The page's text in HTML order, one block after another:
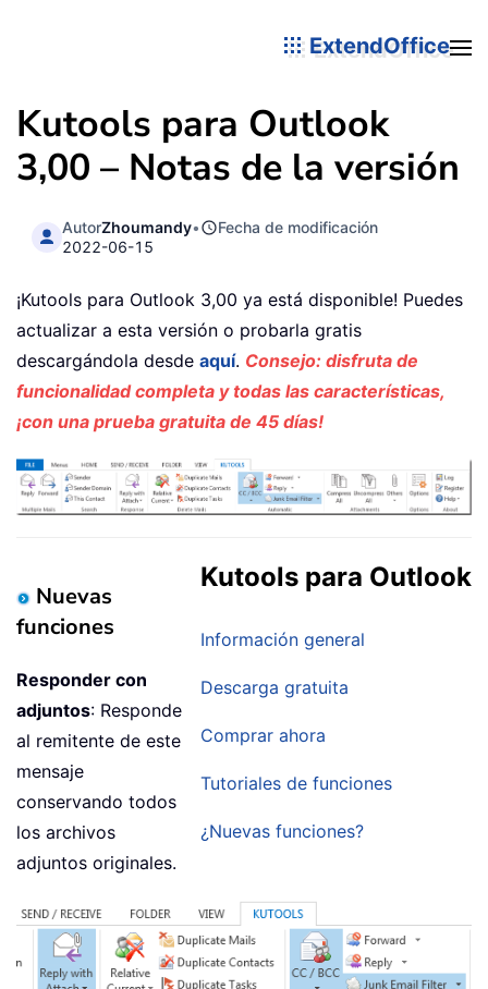
ExtendOffice
Kutools para Outlook
3,00 – Notas de la versión
AutorZhoumandy•
Fecha de modificación
2022-06-15
¡Kutools para Outlook 3,00 ya está disponible! Puedes
actualizar a esta versión o probarla gratis
descargándola desde aquí. Consejo: disfruta de
funcionalidad completa y todas las características,
¡con una prueba gratuita de 45 días!
Kutools para Outlook
Información general
Descarga gratuita
Comprar ahora
Tutoriales de funciones
¿Nuevas funciones?
Nuevas
funciones
Responder con
adjuntos: Responde
al remitente de este
mensaje
conservando todos
los archivos
adjuntos originales.